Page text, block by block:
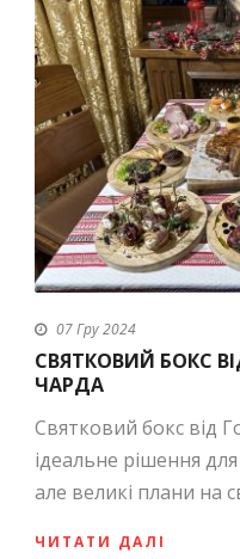
Ukrainian
07 Гру 2024
СВЯТКОВИЙ БОКС
ЧАРДА
Святковий бокс від
ідеальне рішення
але великі плани на
ЧИТАТИ ДАЛІ